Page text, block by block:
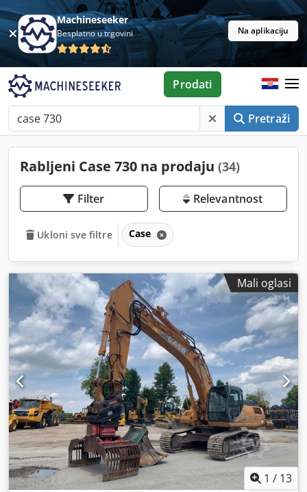
Machineseeker
Besplatno u trgovini Na aplikaciju
Pretraži
Prodati
Rabljeni Case 730 na prodaju (34)
Filter Relevantnost
Ukloni sve filtre Case
Mali oglasi
1 / 13